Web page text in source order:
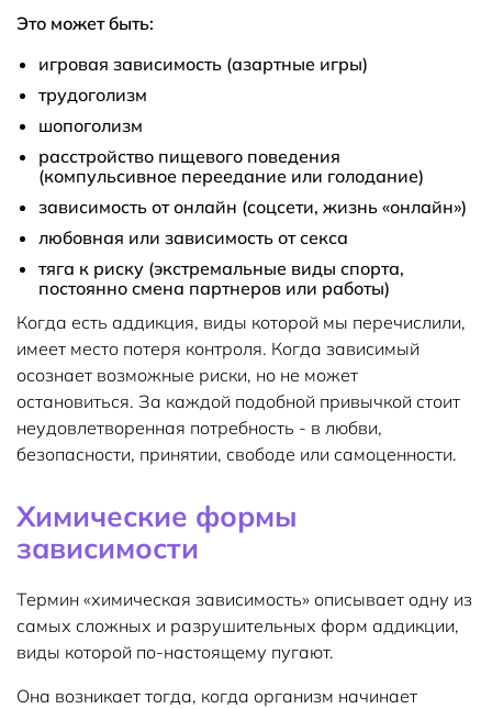
Это может быть:
игровая зависимость (азартные игры)
трудоголизм
шопоголизм
расстройство пищевого поведения
(компульсивное переедание или голодание)
зависимость от онлайн (соцсети, жизнь «онлайн»)
любовная или зависимость от секса
тяга к риску (экстремальные виды спорта,
постоянно смена партнеров или работы)
Когда есть аддикция, виды которой мы перечислили,
имеет место потеря контроля. Когда зависимый
осознает возможные риски, но не может
остановиться. За каждой подобной привычкой стоит
неудовлетворенная потребность - в любви,
безопасности, принятии, свободе или самоценности.
Химические формы
зависимости
Термин «химическая зависимость» описывает одну из
самых сложных и разрушительных форм аддикции,
виды которой по-настоящему пугают.
Она возникает тогда, когда организм начинает